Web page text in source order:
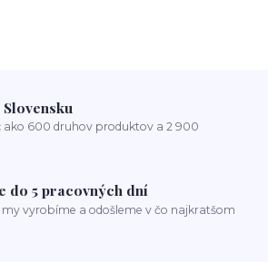
ako 600 druhov produktov a 2 900
do 5 pracovných dní
vyrobíme a odošleme v čo najkratšom